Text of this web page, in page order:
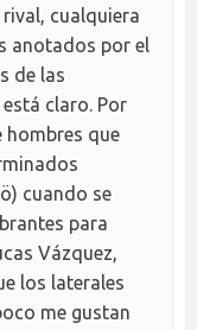
cualquiera
anotados por el
de las
claro. Por
hombres que
cuando se
para
Vázquez,
los laterales
me gustan